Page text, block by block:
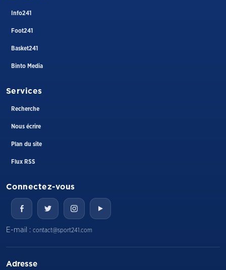
Info241
Foot241
Basket241
Binto Media
Services
Recherche
Nous écrire
Plan du site
Flux RSS
Connectez-vous
E-mail : contact@sport241.com
Adresse